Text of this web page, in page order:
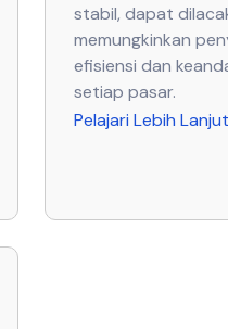
stabil, dapat
memungkinkan
efisiensi dan
setiap pasar.
Pelajari Lebih Lanjut